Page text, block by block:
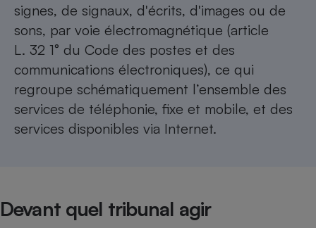
signes, de signaux, d'écrits, d'images ou de
sons, par voie électromagnétique (article
L. 32 1° du Code des postes et des
communications électroniques), ce qui
regroupe schématiquement l’ensemble des
services de téléphonie, fixe et mobile, et des
services disponibles via Internet.
Devant quel tribunal agir